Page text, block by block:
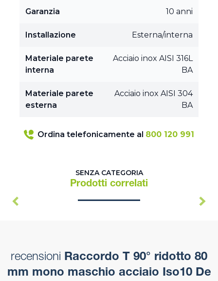
Garanzia 10 anni
Installazione Esterna/interna
Materiale parete
interna
Acciaio inox AISI 316L
BA
Materiale parete
esterna
Acciaio inox AISI 304
BA
Ordina telefonicamente al 800 120 991
SENZA CATEGORIA
Prodotti correlati
recensioni Raccordo T 90° ridotto 80
mm mono maschio acciaio Iso10 De